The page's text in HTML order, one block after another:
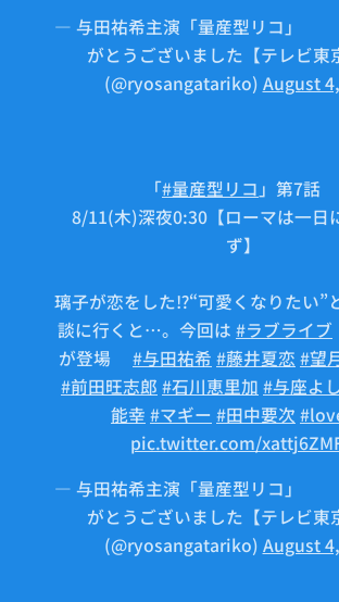
— 与田祐希主演「量産型リコ」
がとうございました【テレビ東
(@ryosangatariko) August
「#量産型リコ 」第7話🤖
8/11(木)深夜0:30【ローマは一日
ず】
璃子が恋をした⁉️“可愛くなりたい”
談に行くと…。今回は #ラブライブ
が登場🤍 #与田祐希 #藤井夏恋 #望
#前田旺志郎 #石川恵里加 #与座よ
能幸 #マギー #田中要次
pic.twitter.com/
— 与田祐希主演「量産型リコ」
がとうございました【テレビ東
(@ryosangatariko) August